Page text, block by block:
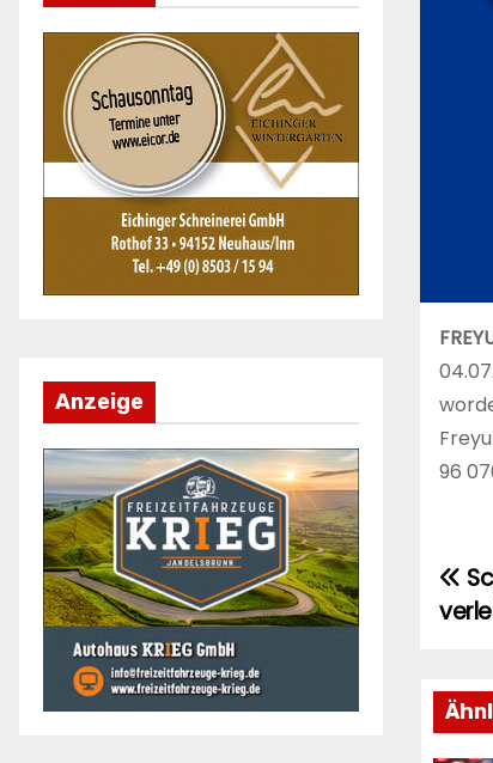
Anzeige
96